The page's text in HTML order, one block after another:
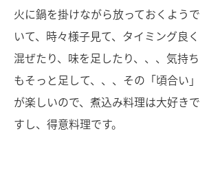
火に鍋を掛けながら放っておくようで
いて、時々様子見て、タイミング良く
混ぜたり、味を足したり、、、気持ち
もそっと足して、、、その「頃合い」
が楽しいので、煮込み料理は大好きで
すし、得意料理です。